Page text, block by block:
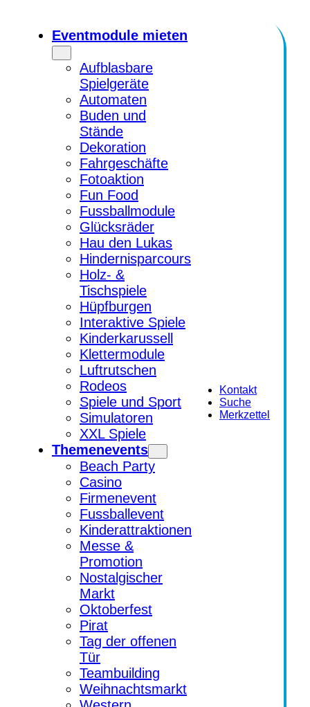
Eventmodule mieten
Aufblasbare
Spielgeräte
Automaten
Buden und
Stände
Dekoration
Fahrgeschäfte
Fotoaktion
Fun Food
Fussballmodule
Glücksräder
Hau den Lukas
Hindernisparcours
Holz- &
Tischspiele
Hüpfburgen
Interaktive Spiele
Kinderkarussell
Klettermodule
Luftrutschen
Rodeos
Spiele und Sport
Simulatoren
XXL Spiele
Themenevents
Beach Party
Casino
Firmenevent
Fussballevent
Kinderattraktionen
Messe &
Promotion
Nostalgischer
Markt
Oktoberfest
Pirat
Tag der offenen
Tür
Teambuilding
Weihnachtsmarkt
Kontakt
Suche
Merkzettel